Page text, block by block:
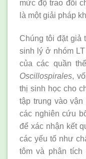
mức độ trao đổi
là một giải pháp
Chúng tôi đặt giả
sinh lý ở nhóm
của các quần
Oscillospirales,
thị sinh học cho
tập trung vào
các nghiên cứu
để xác nhận kết
các yếu tố như
tôm và phân